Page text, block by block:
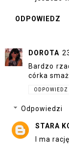
ODPOWIEDZ
DOROTA
Bardzo
córka
ODPOWIEDZ
Odpowiedzi
STARA
I ma